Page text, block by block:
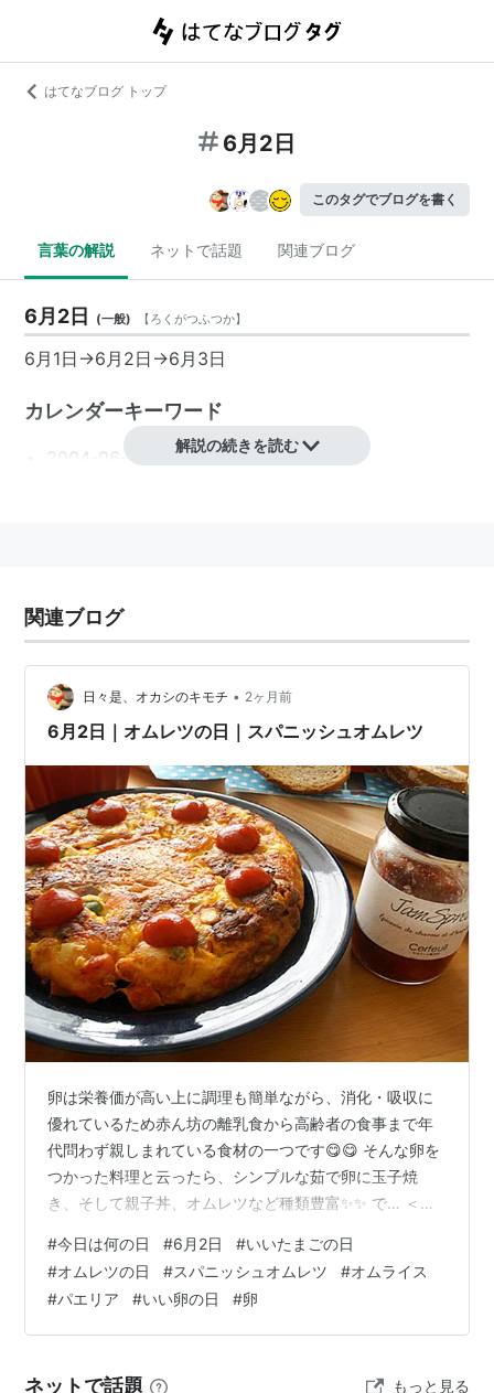
はてなブログ トップ
6月2日
このタグでブログを書く
言葉の解説 ネットで話題 関連ブログ
6月2日 (一般) 【ろくがつふつか】
6月1日 →6月2日 →6月3日
カレンダーキーワード
2004-06-02
誕生
著名人
1983年 ブルック・ホワイト(歌手)
1985年沢城みゆき
1986年 浦えりか（タレント）
フィクション
はてなダイアラー・はてなスタッフ
没
出来事
*リスト：リスト::○月○日
解説の続きを読む
関連ブログ
日々是、オカシのキモチ • 2ヶ月前
6月2日｜オムレツの日｜スパニッシュオムレツ
卵は栄養価が高い上に調理も簡単ながら、消化・吸収に
優れているため赤ん坊の離乳食から高齢者の食事まで年
代問わず親しまれている食材の一つです😋😋 そんな卵を
つかった料理と云ったら、シンプルな茹で卵に玉子焼
き、そして親子丼、オムレツなど種類豊富✨✨ で… ＜私
て家族愛と健康を育むのを目的に、「オ(0)ム(6)レ(0)ツ
(2)」の語呂合わせから「オムレツの日」に制定されてい
ます(日本シュリンク包装卵協会(JSA)より) ＜気付いたら
出汁巻き玉子焼きｗ＞ いくらお馴染みの食材と云って
なワケで、ついつい同…
#今日は何の日 #6月2日 #いいたまごの日
#オムレツの日 #スパニッシュオムレツ #オムライス
#パエリア #いい卵の日 #卵
ネットで話題 もっと見る